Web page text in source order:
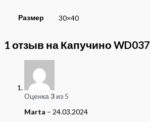
Размер 30×40
1 отзыв на Капучино WD037
Оценка 3 из 5
Marta – 24.03.2024